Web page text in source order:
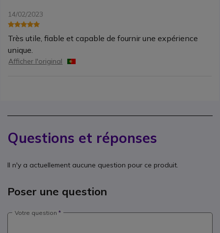
14/02/2023
Très utile, fiable et capable de fournir une expérience
unique.
Afficher l'original
Questions et réponses
Il n'y a actuellement aucune question pour ce produit.
Poser une question
Votre question